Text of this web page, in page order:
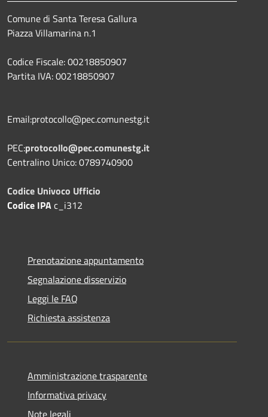
Comune di Santa Teresa Gallura
Piazza Villamarina n.1
Codice Fiscale: 00218850907
Partita IVA: 00218850907
Email:protocollo@pec.comunestg.it
PEC:protocollo@pec.comunestg.it
Centralino Unico: 0789740900
Codice Univoco Ufficio
Codice IPAc_i312
Prenotazione appuntamento
Segnalazione disservizio
Leggi le FAQ
Richiesta assistenza
Amministrazione trasparente
Informativa privacy